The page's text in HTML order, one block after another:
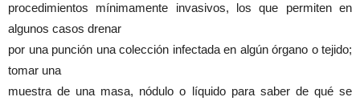
procedimientos mínimamente invasivos, los que permiten en
algunos casos drenar
por una punción una colección infectada en algún órgano o tejido;
tomar una
muestra de una masa, nódulo o líquido para saber de qué se